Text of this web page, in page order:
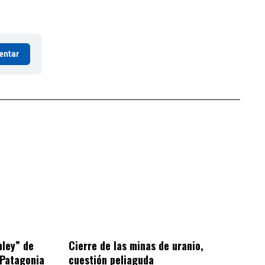
de
Cierre de las minas de uranio,
cuestión peliaguda